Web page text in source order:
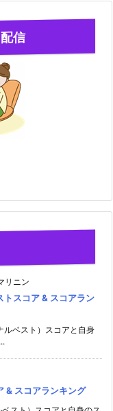
信
リニン
トスコア & スコアラン
ルベスト）スコアと自身
& スコアランキング